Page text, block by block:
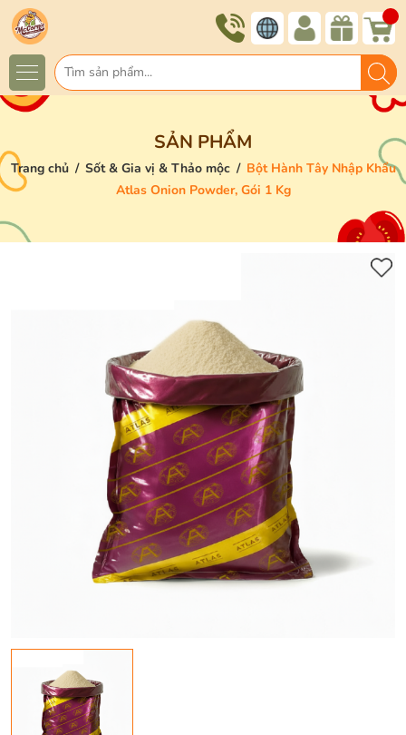
SẢN PHẨM
Trang chủ / Sốt & Gia vị & Thảo mộc / Bột Hành Tây Nhập Khẩu
Atlas Onion Powder, Gói 1 Kg